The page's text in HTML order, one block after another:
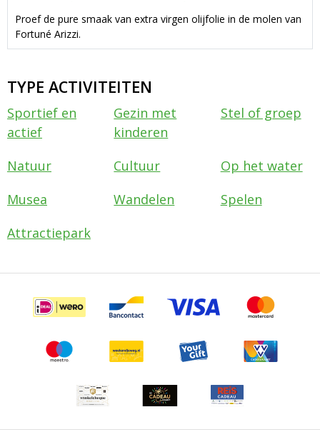
Proef de pure smaak van extra virgen olijfolie in de molen van
Fortuné Arizzi.
TYPE ACTIVITEITEN
Sportief en
actief
Gezin met
kinderen
Stel of groep
Natuur Cultuur
Op het water
Musea
Wandelen
Spelen
Attractiepark